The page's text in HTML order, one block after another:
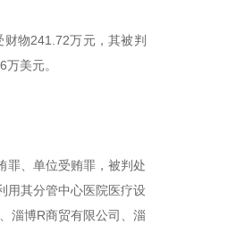
物241.72万元，其被判
美元。
罪、单位受贿罪，被判处
用其分管中心医院医疗设
淄博R商贸有限公司、淄